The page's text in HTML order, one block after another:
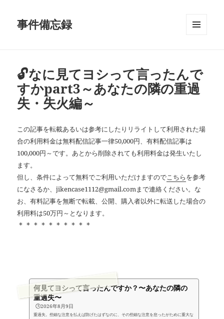
事件備忘録
🔓なに見てヨシって言ったんで
すかpart3～あなたの隣の重過
失・失火編～
この記事を転載あるいは参考にしたりリライトして利用された場
合の利用料金は無料配信記事一律50,000円、有料配信記事は
100,000円～です。あとから削除されても利用料金は発生いたし
ます。
但し、条件によって無料でご利用いただけますのでこちらを参考
になさるか、jikencase1112@gmail.comまで連絡ください。な
お、有料記事を無断で転載、公開、購入者以外に転送した場合の
利用料は50万円～となります。
＊＊＊＊＊＊＊＊＊＊
何見てヨシって言ったんですか？〜あなたの隣の
重過失〜
🕒️2026年8月9日
重過失。些細な注意を払えば防げたはずなのに、その些細な注意を怠ったがために重大な